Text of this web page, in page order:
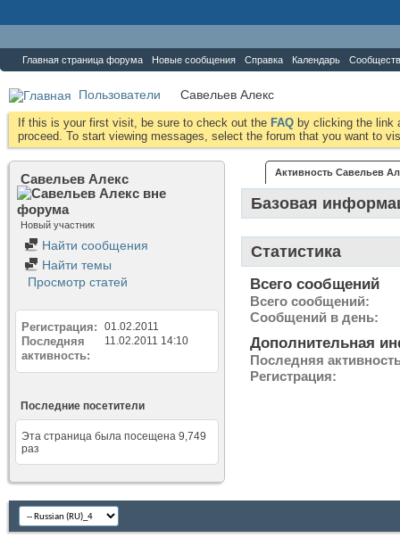
Главная страница форума Новые сообщения Справка Календарь
Пользователи Савельев Алекс
If this is your first visit, be sure to check out the FAQ by clicking the link
proceed. To start viewing messages, select the forum that you want to
Савельев Алекс
Новый участник
Найти сообщения
Найти темы
Просмотр статей
Регистрация 01.02.2011
Последняя
активность
11.02.2011 14:10
Последние посетители
Эта страница была посещена 9,749
раз
Активность Савельев
Базовая
Статистика
Всего сообщений
Всего сообщений
Сообщений в день
Дополнительная
Последняя
Регистрация